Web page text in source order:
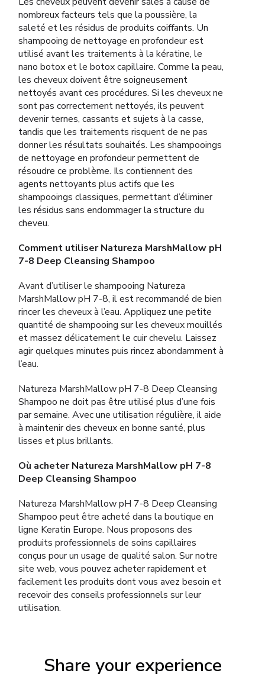
nombreux facteurs tels que la poussière, la
saleté et les résidus de produits coiffants. Un
shampooing de nettoyage en profondeur est
utilisé avant les traitements à la kératine, le
nano botox et le botox capillaire. Comme la peau,
les cheveux doivent être soigneusement
nettoyés avant ces procédures. Si les cheveux ne
sont pas correctement nettoyés, ils peuvent
devenir ternes, cassants et sujets à la casse,
tandis que les traitements risquent de ne pas
donner les résultats souhaités. Les shampooings
de nettoyage en profondeur permettent de
résoudre ce problème. Ils contiennent des
agents nettoyants plus actifs que les
shampooings classiques, permettant d’éliminer
les résidus sans endommager la structure du
cheveu.
Comment utiliser Natureza MarshMallow pH
7-8 Deep Cleansing Shampoo
Avant d’utiliser le shampooing Natureza
MarshMallow pH 7-8, il est recommandé de bien
rincer les cheveux à l’eau. Appliquez une petite
quantité de shampooing sur les cheveux mouillés
et massez délicatement le cuir chevelu. Laissez
agir quelques minutes puis rincez abondamment à
l’eau.
Natureza MarshMallow pH 7-8 Deep Cleansing
Shampoo ne doit pas être utilisé plus d’une fois
par semaine. Avec une utilisation régulière, il aide
à maintenir des cheveux en bonne santé, plus
lisses et plus brillants.
Où acheter Natureza MarshMallow pH 7-8
Deep Cleansing Shampoo
Natureza MarshMallow pH 7-8 Deep Cleansing
Shampoo peut être acheté dans la boutique en
ligne Keratin Europe. Nous proposons des
produits professionnels de soins capillaires
conçus pour un usage de qualité salon. Sur notre
site web, vous pouvez acheter rapidement et
facilement les produits dont vous avez besoin et
recevoir des conseils professionnels sur leur
utilisation.
Share your experience